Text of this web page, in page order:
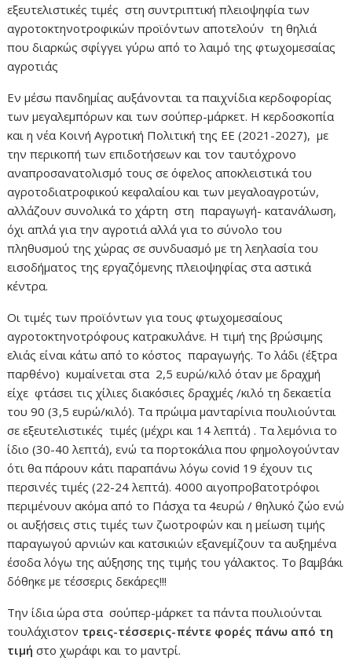
εξευτελιστικές τιμές στη συντριπτική πλειοψηφία των
αγροτοκτηνοτροφικών προϊόντων αποτελούν τη θηλιά
που διαρκώς σφίγγει γύρω από το λαιμό της φτωχομεσαίας
αγροτιάς
Εν μέσω πανδημίας αυξάνονται τα παιχνίδια κερδοφορίας
των μεγαλεμπόρων και των σούπερ-μάρκετ. Η κερδοσκοπία
και η νέα Κοινή Αγροτική Πολιτική της ΕΕ (2021-2027), με
την περικοπή των επιδοτήσεων και τον ταυτόχρονο
αναπροσανατολισμό τους σε όφελος αποκλειστικά του
αγροτοδιατροφικού κεφαλαίου και των μεγαλοαγροτών,
αλλάζουν συνολικά το χάρτη στη παραγωγή- κατανάλωση,
όχι απλά για την αγροτιά αλλά για το σύνολο του
πληθυσμού της χώρας σε συνδυασμό με τη λεηλασία του
εισοδήματος της εργαζόμενης πλειοψηφίας στα αστικά
κέντρα.
Οι τιμές των προϊόντων για τους φτωχομεσαίους
αγροτοκτηνοτρόφους κατρακυλάνε. Η τιμή της βρώσιμης
ελιάς είναι κάτω από το κόστος παραγωγής. Το λάδι (έξτρα
παρθένο) κυμαίνεται στα 2,5 ευρώ/κιλό όταν με δραχμή
είχε φτάσει τις χίλιες διακόσιες δραχμές /κιλό τη δεκαετία
του 90 (3,5 ευρώ/κιλό). Τα πρώιμα μανταρίνια πουλιούνται
σε εξευτελιστικές τιμές (μέχρι και 14 λεπτά) . Τα λεμόνια το
ίδιο (30-40 λεπτά), ενώ τα πορτοκάλια που φημολογούνταν
ότι θα πάρουν κάτι παραπάνω λόγω covid 19 έχουν τις
περσινές τιμές (22-24 λεπτά). 4000 αιγοπροβατοτρόφοι
περιμένουν ακόμα από το Πάσχα τα 4ευρώ / θηλυκό ζώο ενώ
οι αυξήσεις στις τιμές των ζωοτροφών και η μείωση τιμής
παραγωγού αρνιών και κατσικιών εξανεμίζουν τα αυξημένα
έσοδα λόγω της αύξησης της τιμής του γάλακτος. Το βαμβάκι
δόθηκε με τέσσερις δεκάρες!!!
Την ίδια ώρα στα σούπερ-μάρκετ τα πάντα πουλιούνται
τουλάχιστον τρεις-τέσσερις-πέντε φορές πάνω από τη
τιμή στο χωράφι και το μαντρί.